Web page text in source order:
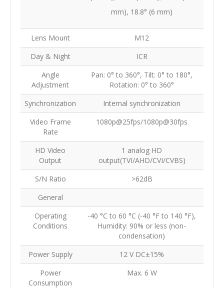
mm), 18.8° (6 mm)
Lens Mount
M12
Day & Night
ICR
Angle
Adjustment
Pan: 0° to 360°, Tilt: 0° to 180°,
Rotation: 0° to 360°
Synchronization
Internal synchronization
Video Frame
Rate
1080p@25fps/1080p@30fps
HD Video
Output
1 analog HD
output(TVI/AHD/CVI/CVBS)
S/N Ratio
>62dB
General
Operating
Conditions
-40 °C to 60 °C (-40 °F to 140 °F),
Humidity: 90% or less (non-
condensation)
Power Supply
12 V DC±15%
Power
Consumption
Max. 6 W